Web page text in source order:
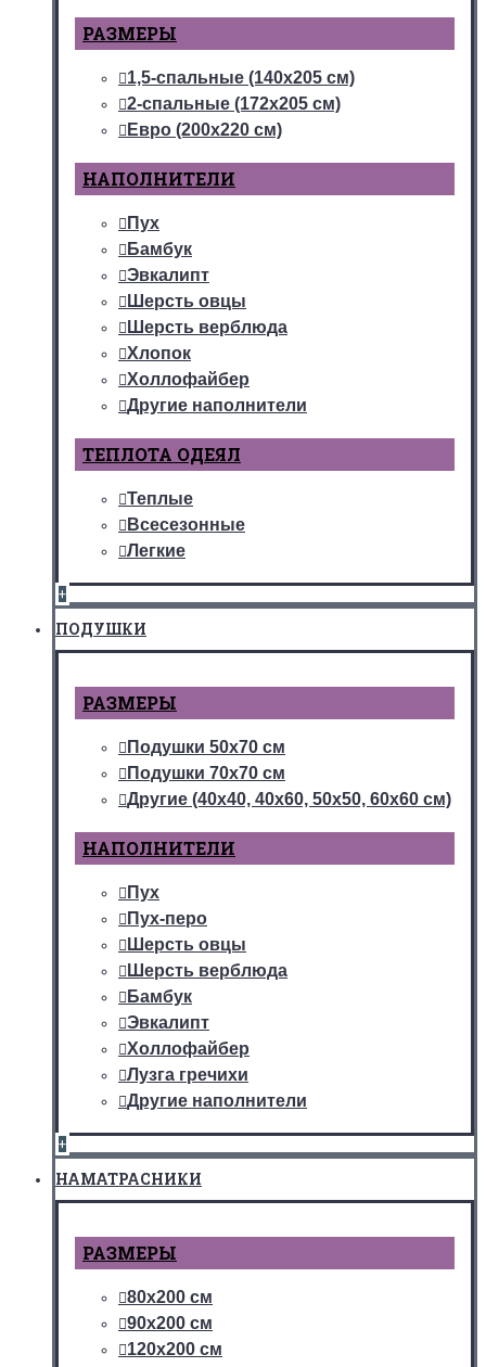
РАЗМЕРЫ
1,5-спальные (140х205 см)
2-спальные (172х205 см)
Евро (200х220 см)
НАПОЛНИТЕЛИ
Пух
Бамбук
Эвкалипт
Шерсть овцы
Шерсть верблюда
Хлопок
Холлофайбер
Другие наполнители
ТЕПЛОТА ОДЕЯЛ
Теплые
Всесезонные
Легкие
+
ПОДУШКИ
РАЗМЕРЫ
Подушки 50х70 см
Подушки 70х70 см
Другие (40х40, 40х60, 50х50, 60х60 см)
НАПОЛНИТЕЛИ
Пух
Пух-перо
Шерсть овцы
Шерсть верблюда
Бамбук
Эвкалипт
Холлофайбер
Лузга гречихи
Другие наполнители
+
НАМАТРАСНИКИ
РАЗМЕРЫ
80х200 см
90х200 см
120х200 см